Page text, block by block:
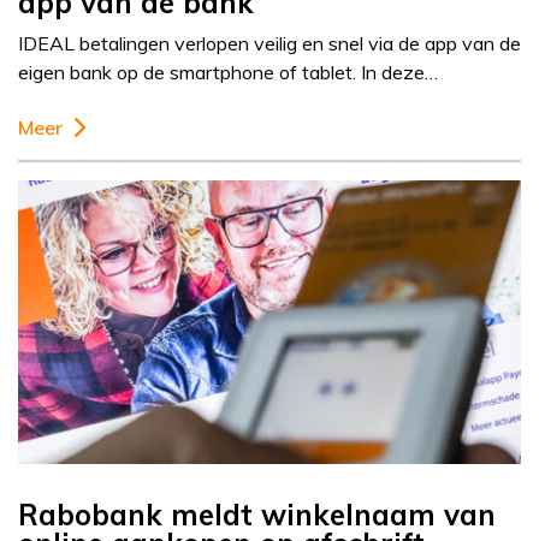
IDEAL betalingen verlopen veilig en snel via de app van de
eigen bank op de smartphone of tablet. In deze…
Meer
Rabobank meldt winkelnaam van